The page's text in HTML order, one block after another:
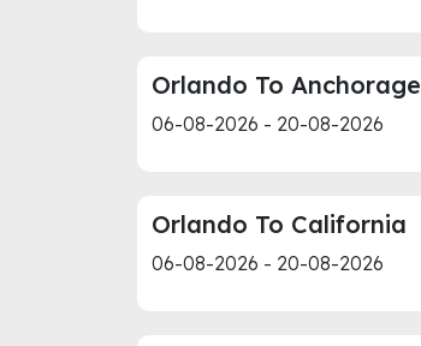
Orlando To Anchorage
06-08-2026 - 20-08-2026
Orlando To California
06-08-2026 - 20-08-2026